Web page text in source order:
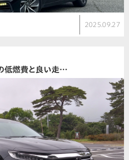
2025.09.27
低燃費と良い走…